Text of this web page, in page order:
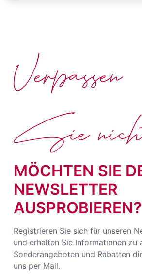
MÖCHTEN SIE
NEWSLETTER
AUSPROBIEREN?
Registrieren Sie sich für unseren
und erhalten Sie Informationen zu
Sonderangeboten und Rabatten
uns per Mail.
Verpassen
Sie